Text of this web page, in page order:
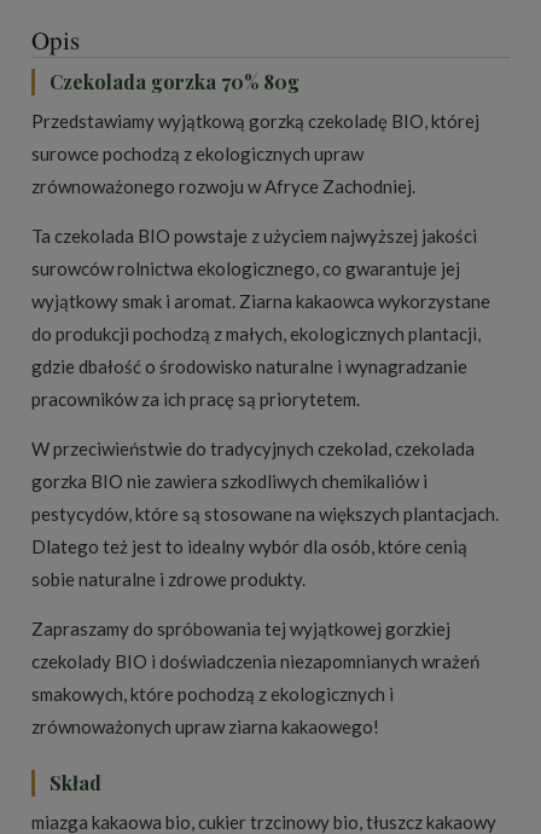
Opis
Czekolada gorzka 70% 80g
Przedstawiamy wyjątkową gorzką czekoladę BIO, której
surowce pochodzą z ekologicznych upraw
zrównoważonego rozwoju w Afryce Zachodniej.
Ta czekolada BIO powstaje z użyciem najwyższej jakości
surowców rolnictwa ekologicznego, co gwarantuje jej
wyjątkowy smak i aromat. Ziarna kakaowca wykorzystane
do produkcji pochodzą z małych, ekologicznych plantacji,
gdzie dbałość o środowisko naturalne i wynagradzanie
pracowników za ich pracę są priorytetem.
W przeciwieństwie do tradycyjnych czekolad, czekolada
gorzka BIO nie zawiera szkodliwych chemikaliów i
pestycydów, które są stosowane na większych plantacjach.
Dlatego też jest to idealny wybór dla osób, które cenią
sobie naturalne i zdrowe produkty.
Zapraszamy do spróbowania tej wyjątkowej gorzkiej
czekolady BIO i doświadczenia niezapomnianych wrażeń
smakowych, które pochodzą z ekologicznych i
zrównoważonych upraw ziarna kakaowego!
Skład
miazga kakaowa bio, cukier trzcinowy bio, tłuszcz kakaowy